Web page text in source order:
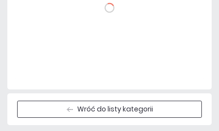
DO KOSZYKA
Wróć do listy kategorii